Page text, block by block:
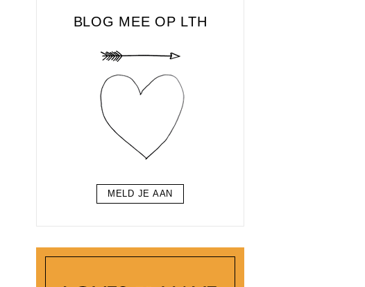
BLOG MEE OP LTH
MELD JE AAN